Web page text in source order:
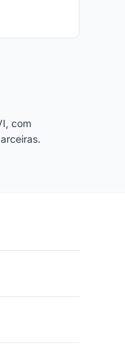
com